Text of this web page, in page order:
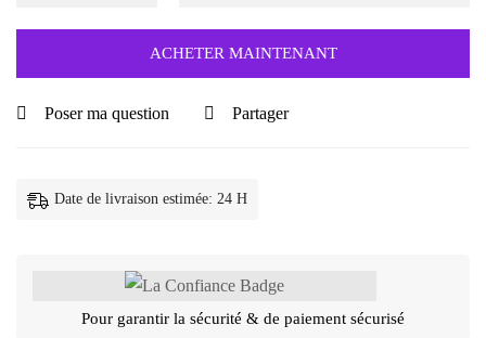
ACHETER MAINTENANT
Poser ma question Partager
Date de livraison estimée: 24 H
Pour garantir la sécurité & de paiement sécurisé